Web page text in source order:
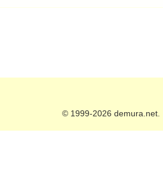
© 1999-2026 demura.net.